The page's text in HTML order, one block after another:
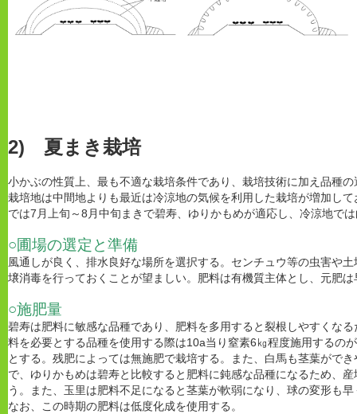
2) 夏まき栽培
小かぶの性質上、最も不適な栽培条件であり、栽培技術に加え品種
栽培地は中間地よりも最近は冷涼地の気候を利用した栽培が増加し
では7月上旬～8月中旬まきで碧寿、ゆりかもめが適応し、冷涼地で
○圃場の選定と準備
風通しが良く、排水良好な場所を選択する。センチュウ等の虫害や
壌消毒を行っておくことが望ましい。肥料は有機質主体とし、元肥
○施肥量
碧寿は肥料に敏感な品種であり、肥料を多用すると裂根しやすくな
料を必要とする品種を使用する際は10a当り窒素6㎏程度施用するの
とする。残肥によっては無施肥で栽培する。また、白馬も茎葉がで
で、ゆりかもめは碧寿と比較すると肥料に鈍感な品種になるため、
う。また、玉里は肥料不足になると茎葉が軟弱になり、球の変形も
なお、この時期の肥料は低度化成を使用する。